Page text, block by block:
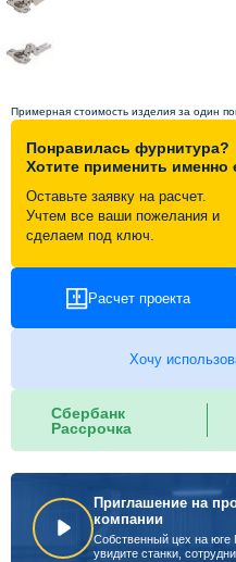
Контакты
Примерная стоимость изделия за один
Понравилась фурнитура?
Хотите применить именно
Оставьте заявку на расчет.
Учтем все ваши пожелания и
сделаем под ключ.
Расчет проекта
Хочу
Сбербанк
Рассрочка
Приглашение на
компании
Собственный цех на
увидите станки,